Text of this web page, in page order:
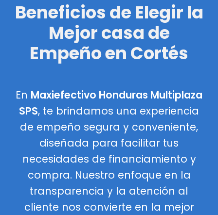
Beneficios de Elegir la
Mejor casa de
Empeño en Cortés
En Maxiefectivo Honduras Multiplaza
SPS, te brindamos una experiencia
de empeño segura y conveniente,
diseñada para facilitar tus
necesidades de financiamiento y
compra. Nuestro enfoque en la
transparencia y la atención al
cliente nos convierte en la mejor